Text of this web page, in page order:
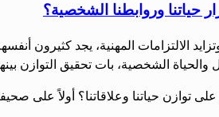
حياتنا وروابطنا الشخصية؟
الالتزامات المهنية، يجد كثيرون
والحياة الشخصية، بات تحقيق التوازن
حياتنا وعلاقاتنا؟ أولاً على